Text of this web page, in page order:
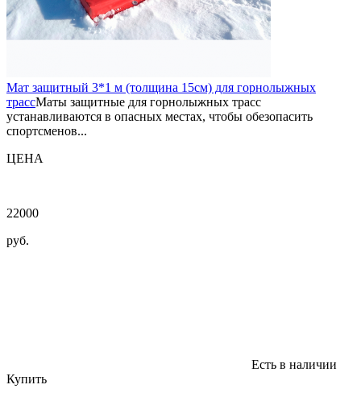
Мат защитный 3*1 м (толщина 15см) для горнолыжных
трассМаты защитные для горнолыжных трасс
устанавливаются в опасных местах, чтобы обезопасить
спортсменов...
ЦЕНА
22000
руб.
Есть в наличии
Купить